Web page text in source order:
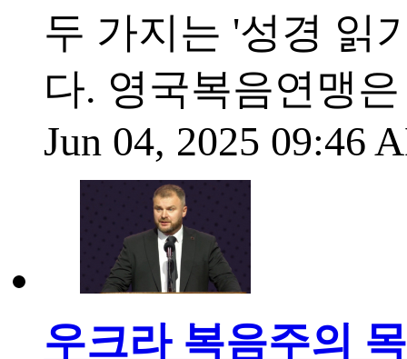
두 가지는 '성경 읽
다. 영국복음연맹
Jun 04, 2025 09:46
우크라 복음주의